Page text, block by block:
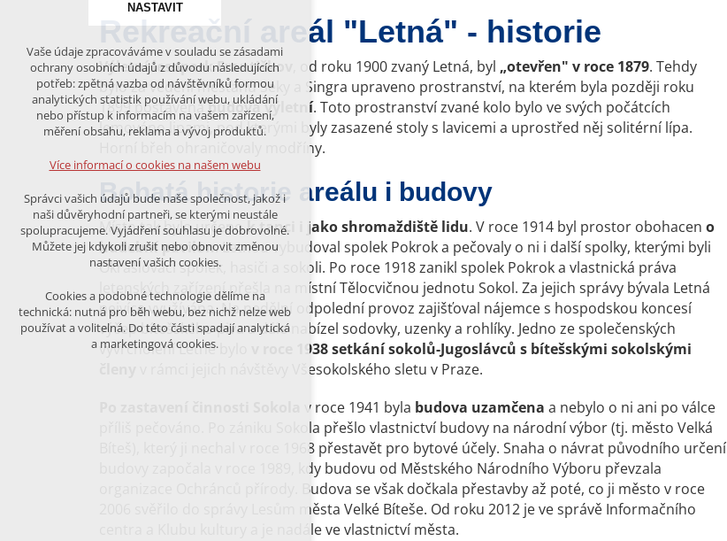
Rekreační areál "Letná" - historie
Výletní lesopark Františkov , od roku 1900 zvaný Letná, byl „otevřen" v roce 1879. Tehdy
bylo za vedení měšťanů Seky a Singra upraveno prostranství, na kterém byla později roku
1899 postavenabudova výletní. Toto prostranství zvané kolo bylo ve svých počátcích
lemováno lipami, pod kterými byly zasazené stoly s lavicemi a uprostřed něj solitérní lípa.
Horní břeh ohraničovaly modříny.
Bohatá historie areálu i budovy
Místo tak bylo určenok tanci i jako shromaždiště lidu. V roce 1914 byl prostor obohacen o
hudební pavilon. Letnou vybudoval spolek Pokrok a pečovaly o ni i další spolky, kterými byli
Okrašlovací spolek, hasiči a sokoli. Po roce 1918 zanikl spolek Pokrok a vlastnická práva
letenských zařízení přešla na místní Tělocvičnou jednotu Sokol. Za jejich správy bývala Letná
nejvíce využívána. Na nedělní odpolední provoz zajišťoval nájemce s hospodskou koncesí
výčep bítešského piva a dále nabízel sodovky, uzenky a rohlíky. Jedno ze společenských
vyvrcholení Letné bylo
v roce 1938setkání sokolů-Jugoslávců s bítešskými sokolskými
v rámci jejich návštěvy Všesokolského sletu v Praze.
v roce 1941 byla budova uzamčena a nebylo o ni ani po válce
příliš pečováno. Po zániku Sokola přešlo vlastnictví budovy na národní výbor (tj. město Velká
Bíteš), který ji nechal v roce 1968 přestavět pro bytové účely. Snaha o návrat původního určení
budovy započala v roce 1989, kdy budovu od Městského Národního Výboru převzala
organizace Ochránců přírody. Budova se však dočkala přestavby až poté, co ji město v roce
2006 svěřilo do správy Lesům města Velké Bíteše. Od roku 2012 je ve správě Informačního
centra a Klubu kultury a je nadále ve vlastnictví města.
NASTAVIT
Technická cookies
nutná pro provozování webu
udržení kontextu stránek (session):
případná přihlášení, volby jazyka, apod.
analytická pro anonymizované
vyhodnocení návštěvnosti
marketingová cookies (Google)
Více informací o cookies na našem webu
ODMÍTNOUT VŠE
Vaše údaje zpracováváme v souladu se zásadami
ochrany osobních údajů z důvodu následujících
potřeb: zpětná vazba od návštěvníků formou
analytických statistik používání webu, ukládání
nebo přístup k informacím na vašem zařízení,
měření obsahu, reklama a vývoj produktů.
Více informací o cookies na našem webu
Správci vašich údajů bude naše společnost, jakož i
naši důvěryhodní partneři, se kterými neustále
spolupracujeme. Vyjádření souhlasu je dobrovolné.
Můžete jej kdykoli zrušit nebo obnovit změnou
nastavení vašich cookies.
Cookies a podobné technologie dělíme na
technická: nutná pro běh webu, bez nichž nelze web
používat a volitelná. Do této části spadají analytická
a marketingová cookies.